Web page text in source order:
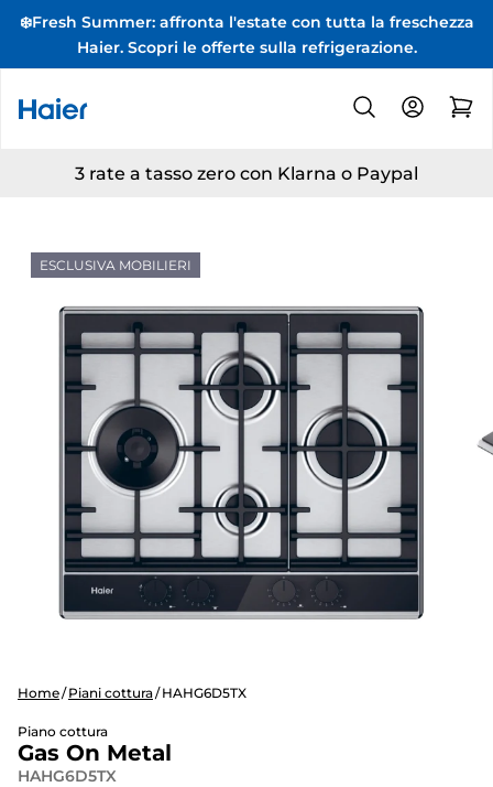
❄️Fresh Summer: affronta l'estate con tutta la freschezza
Haier. Scopri le offerte sulla refrigerazione.
3 rate a tasso zero con Klarna o Paypal
ESCLUSIVA MOBILIERI
Home Piani cottura HAHG6D5TX
Piano cottura
Gas On Metal
HAHG6D5TX